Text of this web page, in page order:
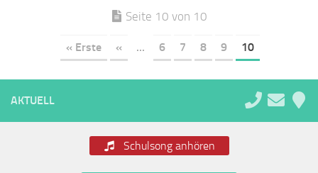
Seite 10 von 10
« Erste « ... 6 7 8 9 10
AKTUELL
Schulsong anhören